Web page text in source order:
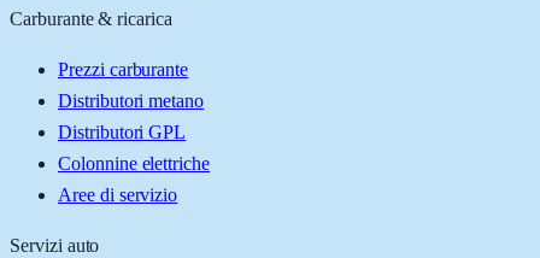
Carburante & ricarica
Prezzi carburante
Distributori metano
Distributori GPL
Colonnine elettriche
Aree di servizio
Servizi auto